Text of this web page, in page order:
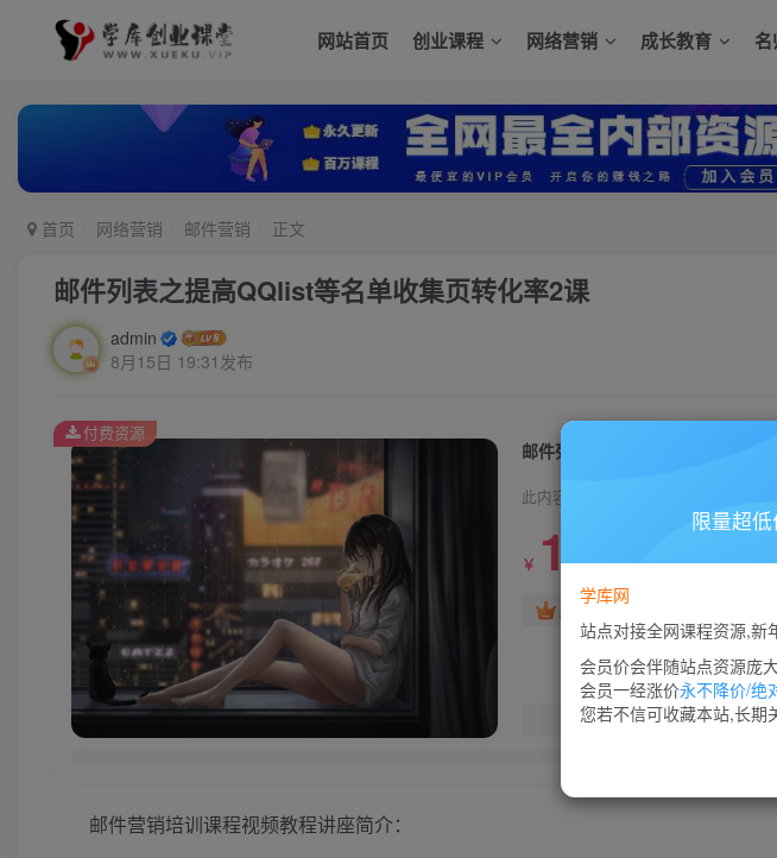
网站首页 创业课程 网络营销 成长教育
首页 网络营销 邮件营销 正文
邮件列表之提高QQlist等名单收集页转化率2课
admin
8月15日 19:31发布
邮件列表之提高QQlist等名单收集
此内容为付费资源，请付费后查看
￥ 10￥88
超级会员免费
付费资源
邮件营销培训课程视频教程讲座简介：
限量超
学库网
站点对接全网课程资源,新
会员价会伴随站点资源庞
会员一经涨价永不降价/绝
您若不信可收藏本站,长期